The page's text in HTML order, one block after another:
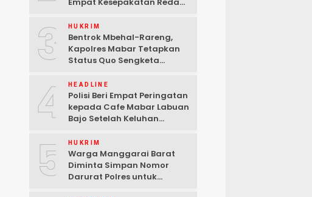
Empat Kesepakatan Redam
3 HUKRIM
Bentrok Mbehal-Rareng,
Kapolres Mabar Tetapkan
Status Quo Sengketa
4 HEADLINE
Polisi Beri Empat Peringatan
kepada Cafe Mabar Labuan
Bajo Setelah Keluhan
5 HUKRIM
Warga Manggarai Barat
Diminta Simpan Nomor
Darurat Polres untuk